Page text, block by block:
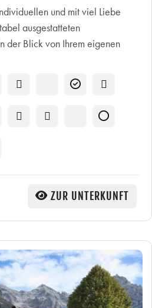
und mit viel Liebe
ausgestatteten
der Blick von Ihrem eigenen
ZUR UNTERKUNFT